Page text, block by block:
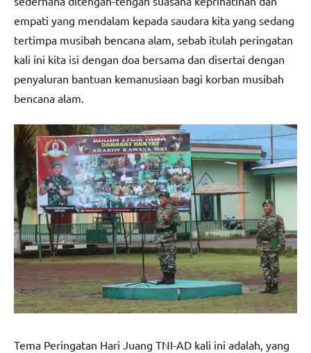
empati yang mendalam kepada saudara kita yang sedang
tertimpa musibah bencana alam, sebab itulah peringatan
kali ini kita isi dengan doa bersama dan disertai dengan
penyaluran bantuan kemanusiaan bagi korban musibah
bencana alam.
Tema Peringatan Hari Juang TNI-AD kali ini adalah, yang